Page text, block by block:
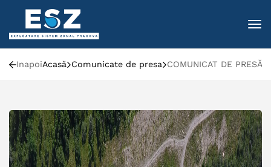
InapoiAcasă Comunicate de presa COMUNICAT DE